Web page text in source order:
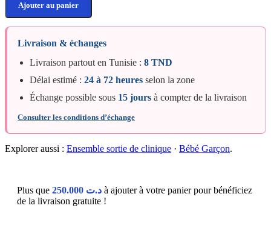
Ajouter au panier
Livraison & échanges
Livraison partout en Tunisie : 8 TND
Délai estimé : 24 à 72 heures selon la zone
Échange possible sous 15 jours à compter de la livraison
Consulter les conditions d’échange
Explorer aussi : Ensemble sortie de clinique · Bébé Garçon.
Plus que د.ت à ajouter à votre panier pour bénéficiez
de la livraison gratuite !